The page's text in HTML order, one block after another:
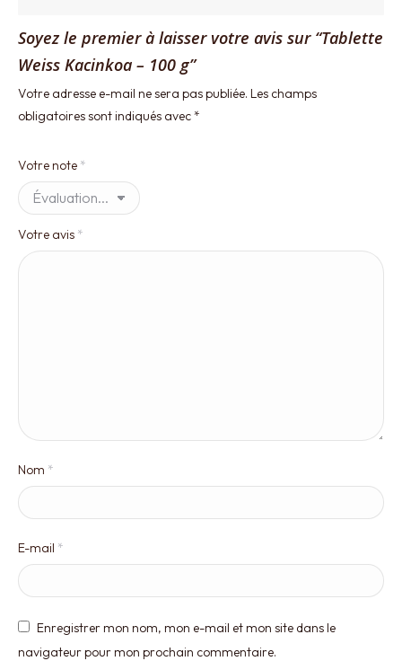
Soyez le premier à laisser votre avis sur “Tablette
Weiss Kacinkoa – 100 g”
Votre adresse e-mail ne sera pas publiée. Les champs
obligatoires sont indiqués avec*
Votre note *
Votre avis *
Nom *
E-mail *
Enregistrer mon nom, mon e-mail et mon site dans le
navigateur pour mon prochain commentaire.